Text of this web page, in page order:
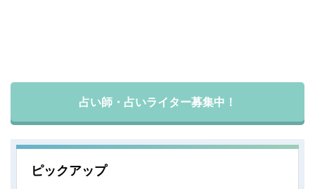
占い師・占いライター募集中！
ピックアップ